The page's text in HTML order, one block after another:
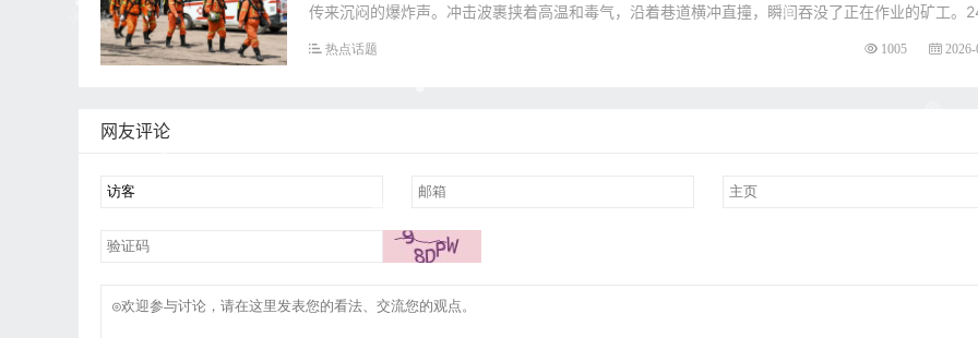
传来沉闷的爆炸声。冲击波裹挟着高温和毒气，沿着巷道横冲直撞，瞬间吞没了正在作业的矿工。
热点话题 1005
网友评论